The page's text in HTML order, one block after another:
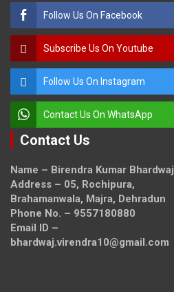
Follow Us On Facebook
Subscribe Us On Youtube
Follow Us On Instagram
Contact Us On WhatsApp
Contact Us
Name – Birendra Kumar Bhardwaj
Address – 05, Rochipura,
Brahamanwala, Majra, Dehradun
Phone No. – 9557180880
Email ID –
bhardwaj.virendra10@gmail.com